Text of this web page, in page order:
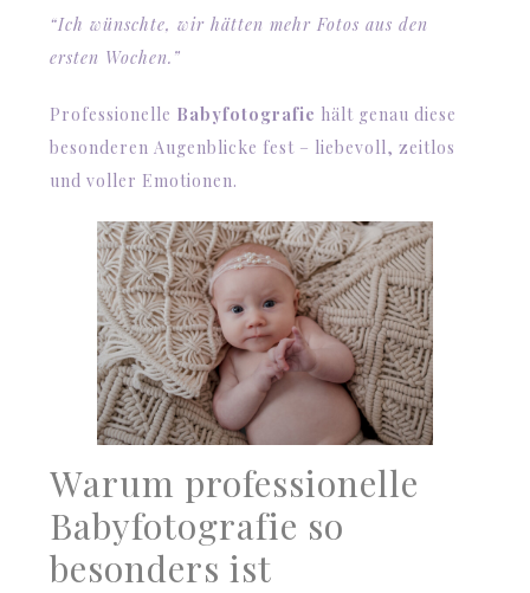
“Ich wünschte, wir hätten mehr Fotos aus den
ersten Wochen.”
Professionelle Babyfotografie hält genau diese
besonderen Augenblicke fest – liebevoll, zeitlos
und voller Emotionen.
Warum professionelle
Babyfotografie so
besonders ist